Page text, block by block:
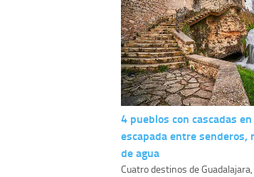
4 pueblos con cascadas
escapada entre senderos,
de agua
Cuatro destinos de